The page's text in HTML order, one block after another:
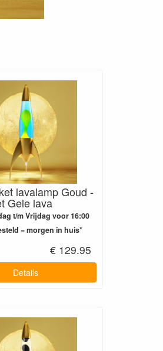
lavalamp Goud -
Gele lava
t/m Vrijdag voor 16:00
= morgen in huis*
€ 129.95
Details